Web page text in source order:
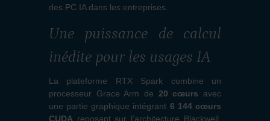
des PC IA dans les entreprises.
Une puissance de calcul
inédite pour les usages IA
La plateforme RTX Spark combine un
processeur Grace Arm de 20 cœurs avec
une partie graphique intégrant 6 144 cœurs
CUDA reposant sur l’architecture Blackwell.